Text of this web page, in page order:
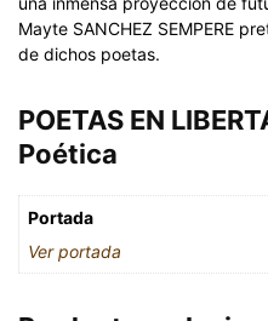
Mayte SANCHEZ SEMPERE
de dichos poetas.
POETAS EN
Poética
Portada
Ver portada